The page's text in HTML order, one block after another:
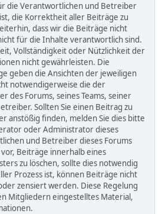
die Verantwortlichen und Betreiber
die Korrektheit aller Beiträge zu
dass wir die Beiträge nicht
für die Inhalte verantwortlich sind.
Vollständigkeit oder Nützlichkeit der
nicht gewährleisten. Die
geben die Ansichten der jeweiligen
notwendigerweise die der
des Forums, seines Teams, seiner
Sollten Sie einen Beitrag zu
anstößig finden, melden Sie dies bitte
oder Administrator dieses
und Betreiber dieses Forums
vor, Beiträge innerhalb eines
zu löschen, sollte dies notwendig
Prozess ist, können Beiträge nicht
zensiert werden. Diese Regelung
Mitgliedern eingestelltes Material,